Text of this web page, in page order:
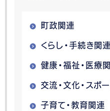
町政関連
くらし・手続き関連
健康・福祉・医療
交流・文化・スポ
子育て・教育関連